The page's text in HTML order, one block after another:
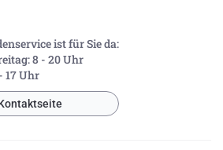
ist für Sie da:
8 - 20 Uhr
17 Uhr